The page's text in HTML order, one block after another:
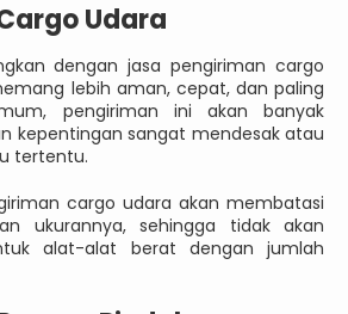
Udara
dengan jasa pengiriman cargo
lebih aman, cepat, dan paling
pengiriman ini akan banyak
kepentingan sangat mendesak atau
tertentu.
cargo udara akan membatasi
ukurannya, sehingga tidak akan
alat-alat berat dengan jumlah